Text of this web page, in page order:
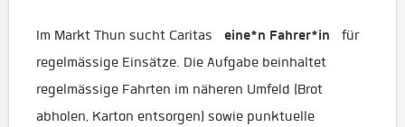
Im Markt Thun sucht Caritas eine*n Fahrer*in für
regelmässige Einsätze. Die Aufgabe beinhaltet
regelmässige Fahrten im näheren Umfeld (Brot
abholen, Karton entsorgen) sowie punktuelle